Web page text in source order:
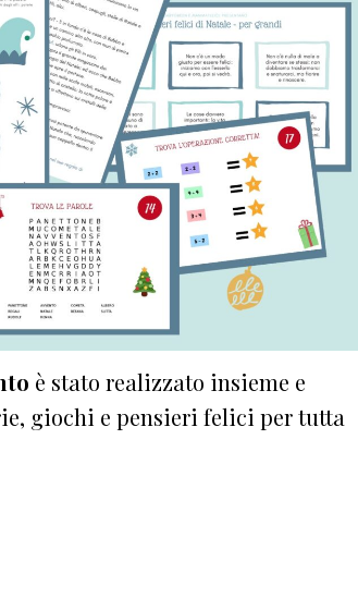
è stato realizzato insieme e
giochi e pensieri felici per tutta